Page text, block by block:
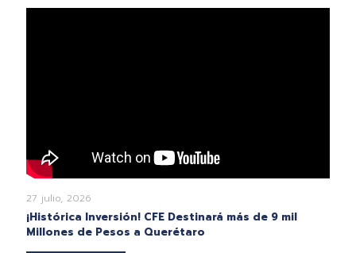
27 julio, 2026
¡Histórica Inversión! CFE Destinará más de 9 mil
Millones de Pesos a Querétaro